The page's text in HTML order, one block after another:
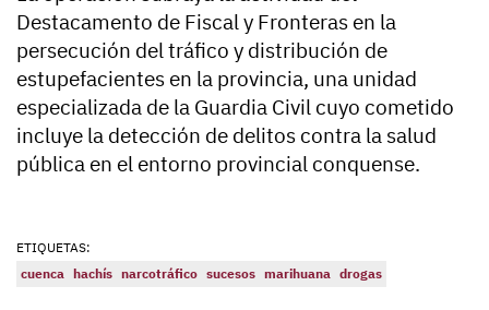
Destacamento de Fiscal y Fronteras en la
persecución del tráfico y distribución de
estupefacientes en la provincia, una unidad
especializada de la Guardia Civil cuyo cometido
incluye la detección de delitos contra la salud
pública en el entorno provincial conquense.
ETIQUETAS:
cuenca hachís narcotráfico sucesos marihuana drogas